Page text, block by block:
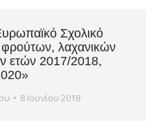
Σχολικό
λαχανικών
ετών 2017/2018,
8 Ιουνίου 2018